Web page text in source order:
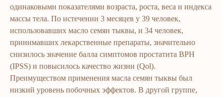
одинаковыми показателями возраста, роста, веса и индекса
массы тела. По истечении 3 месяцев у 39 человек,
использовавших масло семян тыквы, и 34 человек,
принимавших лекарственные препараты, значительно
снизилось значение балла симптомов простатита BPH
(IPSS) и повысилось качество жизни (Qol).
Преимуществом применения масла семян тыквы был
низкий уровень побочных эффектов. В другой группе,
ERSAG
Bosh sahifa
hamkorsayti
Katalog